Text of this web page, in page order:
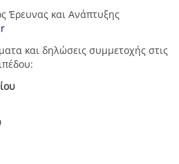
Έρευνας και Ανάπτυξης
και δηλώσεις συμμετοχής στις